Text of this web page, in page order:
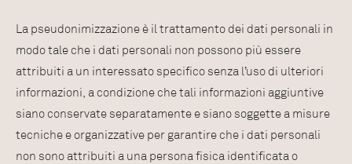
La pseudonimizzazione è il trattamento dei dati personali in
modo tale che i dati personali non possono più essere
attribuiti a un interessato specifico senza l’uso di ulteriori
informazioni, a condizione che tali informazioni aggiuntive
siano conservate separatamente e siano soggette a misure
tecniche e organizzative per garantire che i dati personali
non sono attribuiti a una persona fisica identificata o